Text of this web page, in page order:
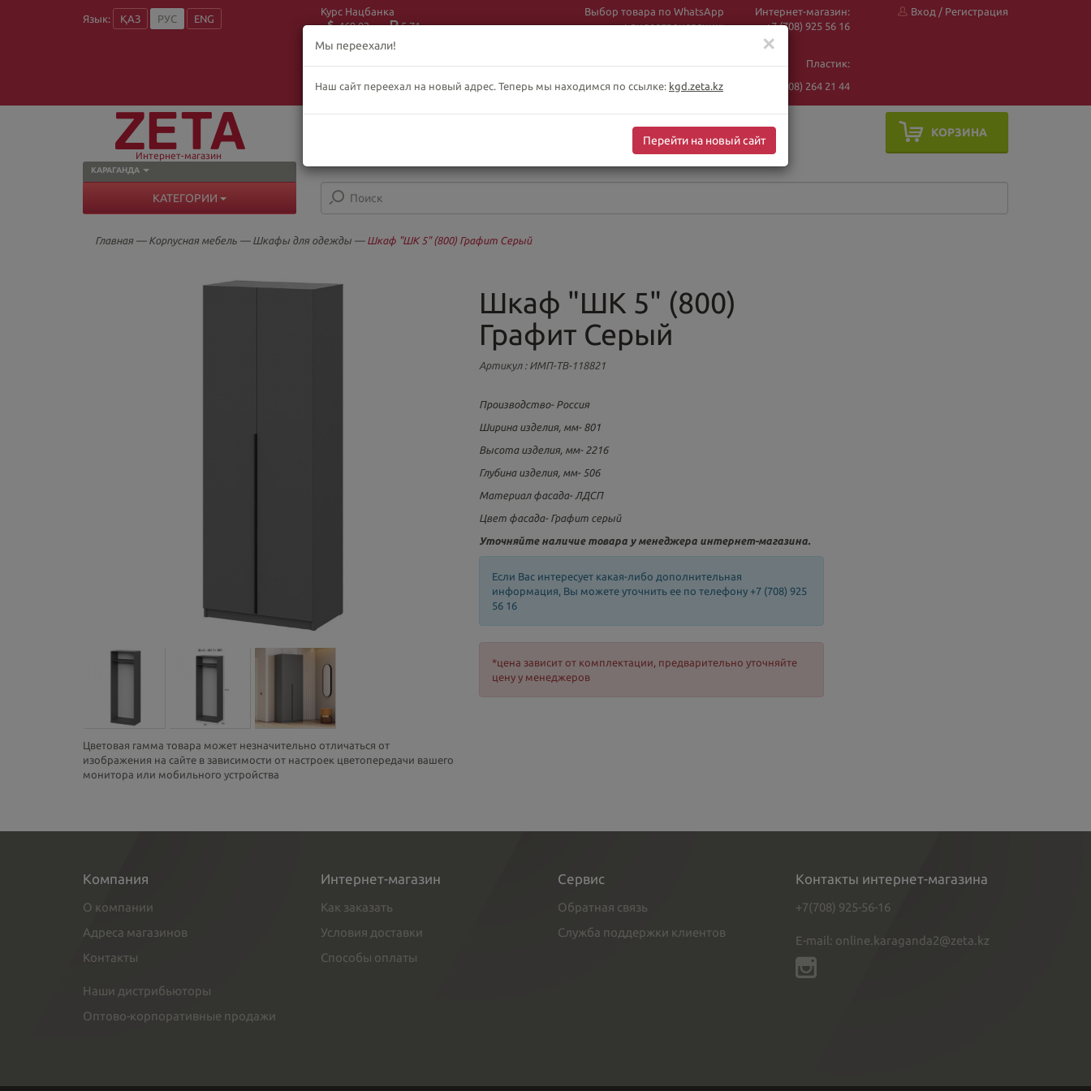
Язык: ҚАЗ РУС ENG
Курс Нацбанка
469.93
5.71
Выбор товара по WhatsApp
+ видеотрансляции:
Интернет-магазин:
+7 (708) 925 56 16
Пластик:
+7 (708) 264 21 44
Вход / Регистрация
КАРАГАНДА
Интернет-магазин
КОРЗИНА
КАТЕГОРИИ
Главная — Корпусная мебель — Шкафы для одежды — Шкаф "ШК 5" (800) Графит Серый
Цветовая гамма товара может незначительно отличаться от
изображения на сайте в зависимости от настроек цветопередачи вашего
монитора или мобильного устройства
Шкаф "ШК 5" (800)
Графит Серый
Артикул: ИМП-ТВ-118821
Производство- Россия
Ширина изделия, мм- 801
Высота изделия, мм- 2216
Глубина изделия, мм- 506
Материал фасада- ЛДСП
Цвет фасада- Графит серый
Уточняйте наличие товара у менеджера интернет-магазина.
Если Вас интересует какая-либо дополнительная
информация, Вы можете уточнить ее по телефону +7 (708) 925
56 16
*цена зависит от комплектации, предварительно уточняйте
цену у менеджеров
Компания
О компании
Адреса магазинов
Контакты
Наши дистрибьюторы
Оптово-корпоративные продажи
Интернет-магазин
Как заказать
Условия доставки
Способы оплаты
Сервис
Обратная связь
Служба поддержки клиентов
Контакты интернет-магазина
+7(708) 925-56-16
E-mail: online.karaganda2@zeta.kz
✕
Мы переехали!
Наш сайт переехал на новый адрес. Теперь мы находимся по ссылке: kgd.zeta.kz
Перейти на новый сайт